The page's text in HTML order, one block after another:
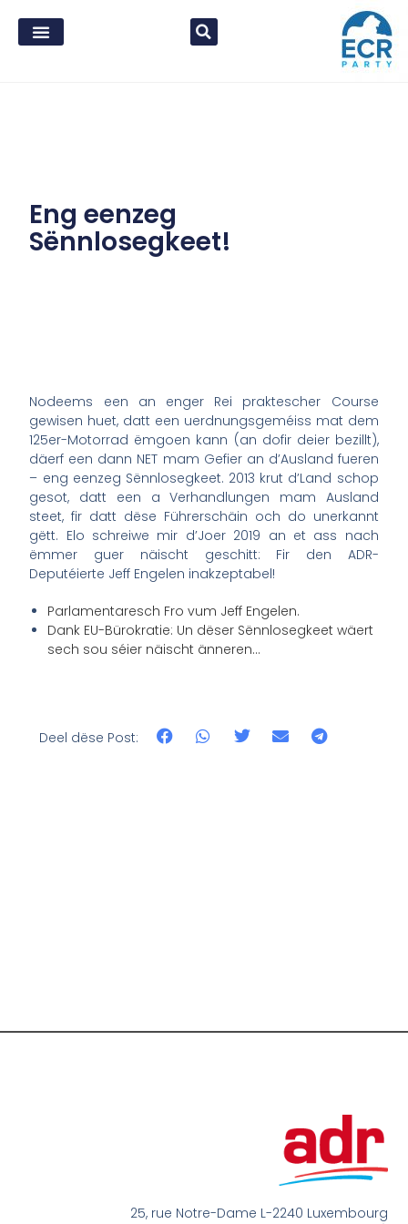
Eng eenzeg
Sënnlosegkeet!
Nodeems een an enger Rei praktescher Course
gewisen huet, datt een uerdnungsgeméiss mat dem
125er-Motorrad ëmgoen kann (an dofir deier bezillt),
däerf een dann NET mam Gefier an d’Ausland fueren
– eng eenzeg Sënnlosegkeet. 2013 krut d’Land schop
gesot, datt een a Verhandlungen mam Ausland
steet, fir datt dëse Führerschäin och do unerkannt
gëtt. Elo schreiwe mir d’Joer 2019 an et ass nach
ëmmer guer näischt geschitt: Fir den ADR-
Deputéierte Jeff Engelen inakzeptabel!
Parlamentaresch Fro vum Jeff Engelen.
Dank EU-Bürokratie: Un dëser Sënnlosegkeet wäert
sech sou séier näischt änneren…
Deel dëse Post:
25, rue Notre-Dame L-2240 Luxembourg